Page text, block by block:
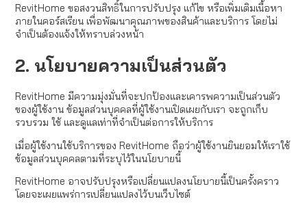
RevitHome ขอสงวนสิทธิ์ในการปรับปรุง แก้ไข หรือเพิ่มเติมเนื้อหา
ภายในคอร์สเรียน เพื่อพัฒนาคุณภาพของสินค้าและบริการ โดยไม่
จำเป็นต้องแจ้งให้ทราบล่วงหน้า
2. นโยบายความเป็นส่วนตัว
RevitHome มีความมุ่งมั่นที่จะปกป้องและเคารพความเป็นส่วนตัว
ของผู้ใช้งาน ข้อมูลส่วนบุคคลที่ผู้ใช้งานเปิดเผยกับเรา จะถูกเก็บ
รวบรวม ใช้ และดูแลเท่าที่จำเป็นต่อการให้บริการ
เมื่อผู้ใช้งานใช้บริการของ RevitHome ถือว่าผู้ใช้งานยินยอมให้เราใช้
ข้อมูลส่วนบุคคลตามที่ระบุไว้ในนโยบายนี้
RevitHome อาจปรับปรุงหรือเปลี่ยนแปลงนโยบายนี้เป็นครั้งคราว
โดยจะเผยแพร่การเปลี่ยนแปลงไว้บนเว็บไซต์